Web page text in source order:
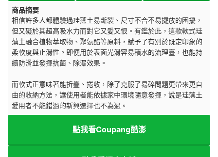
商品摘要
相信許多人都體驗過珪藻土易斷裂、尺寸不合不易擺放的困擾，
但又礙於其超高吸水力而對它又愛又恨。有鑑於此，這款軟式珪
藻土融合植物萃取物、聚氨酯等原料，賦予了有別於既定印象的
柔軟度與止滑性。即便用於表面光滑容易積水的流理臺，也能持
續防滑並發揮抗菌、除濕效果。
而軟式正意味著能折疊、捲收，除了克服了易碎問題更帶來更自
由的收納方法，讓使用者能依據家中環境隨意發揮，說是珪藻土
愛用者不能錯過的新興選擇也不為過。
點我看Coupang酷澎